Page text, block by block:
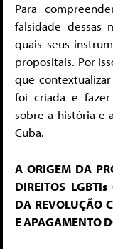
Para
falsidade dessas
quais seus
propositais. Por
que
foi criada e fazer
sobre a história e
Cuba.
A ORIGEM DA
DIREITOS LGBTIs
DA REVOLUÇÃO
E APAGAMENTO